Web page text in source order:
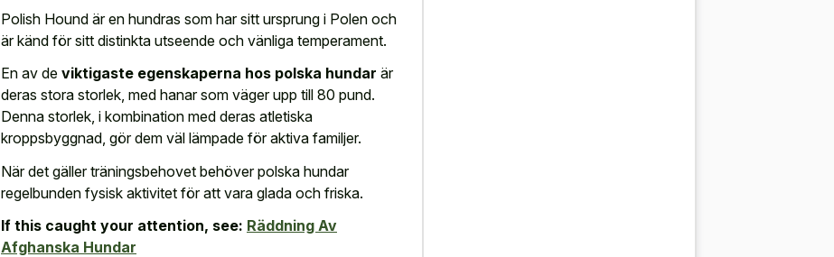
Polish Hound är en hundras som har sitt ursprung i Polen och
är känd för sitt distinkta utseende och vänliga temperament.
En av de viktigaste egenskaperna hos polska hundar är
deras stora storlek, med hanar som väger upp till 80 pund.
Denna storlek, i kombination med deras atletiska
kroppsbyggnad, gör dem väl lämpade för aktiva familjer.
När det gäller träningsbehovet behöver polska hundar
regelbunden fysisk aktivitet för att vara glada och friska.
If this caught your attention, see: Räddning Av
Afghanska Hundar